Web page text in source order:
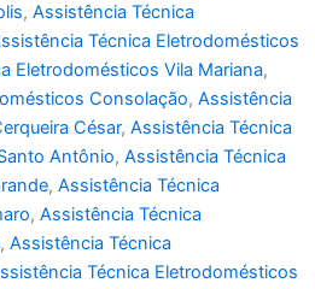
, Assistência Técnica
Técnica Eletrodomésticos
Eletrodomésticos Vila Mariana,
Consolação, Assistência
César, Assistência Técnica
Antônio, Assistência Técnica
, Assistência Técnica
, Assistência Técnica
, Assistência Técnica
Técnica Eletrodomésticos